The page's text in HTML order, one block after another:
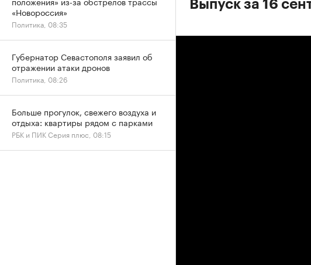
Выпуск за 16
«Новороссия»
Политика, 08:35
Губернатор Севастополя заявил об
отражении атаки дронов
Политика, 08:26
Больше прогулок, свежего воздуха и
отдыха: квартиры рядом с парками
РБК и ПИК Серия плюс, 08:15